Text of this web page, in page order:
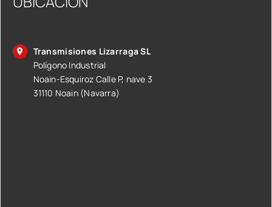
Transmisiones Lizarraga SL
Polígono Industrial
Noain-Esquiroz Calle P, nave 3
31110 Noain (Navarra)